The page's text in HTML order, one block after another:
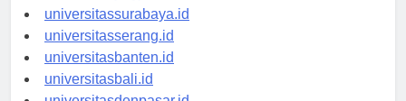
universitasyogyakarta.id
universitassurabaya.id
universitasserang.id
universitasbanten.id
universitasbali.id